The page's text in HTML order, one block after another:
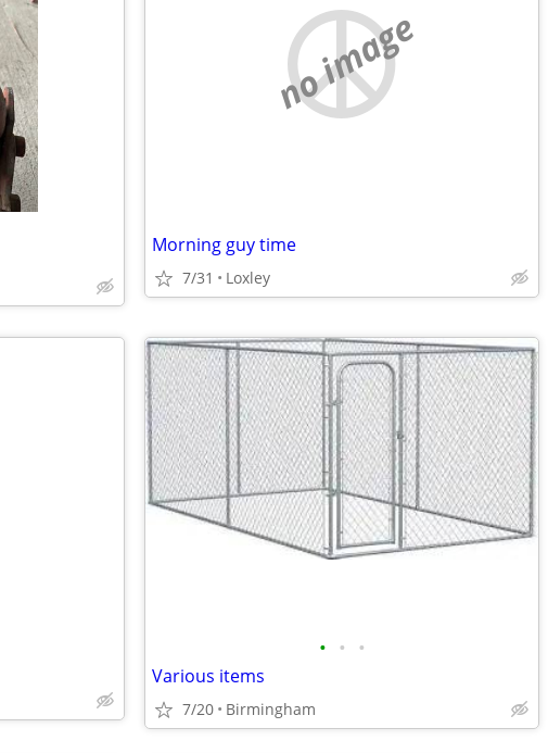
no image
Morning guy time
7/31 Loxley
• • •
Various items
7/20 Birmingham